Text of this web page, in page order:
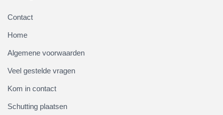
Contact
Home
Algemene voorwaarden
Veel gestelde vragen
Kom in contact
Schutting plaatsen